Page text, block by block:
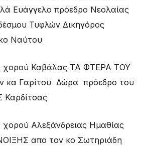
Ευάγγελο πρόεδρο Νεολαίας
Τυφλών Δικηγόρος
Ναύτου
χορού Καβάλας ΤΑ ΦΤΕΡΑ ΤΟΥ
κα Γαρίτου Δώρα πρόεδρο του
Αλεξάνδρειας Ημαθίας
απο τον κο Σωτηριάδη